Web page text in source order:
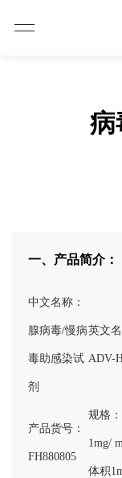
病
一、产品简介：
中文名称：
腺病毒/慢病
毒助感染试
剂
英文名
ADV-
产品货号：
FH880805
规格
1mg/
体积